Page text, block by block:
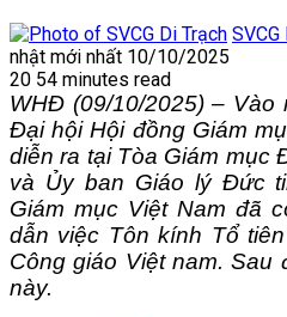
SVCG
nhật mới nhất 10/10/2025
20 54 minutes read
WHĐ (09/10/2025) – Vào
Đại hội Hội đồng Giám
diễn ra tại Tòa Giám mục
và Ủy ban Giáo lý Đức
Giám mục Việt Nam đã
dẫn việc Tôn kính Tổ
Công giáo Việt nam. Sau
này.